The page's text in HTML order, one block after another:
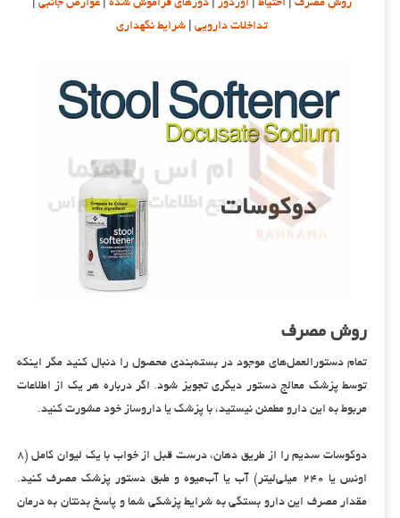
روش مصرف| احتیاط| اوردوز| دوزهای فراموش شده| عوارض جانبی|
تداخلات دارویی| شرایط نگهداری
روش مصرف
تمام دستورالعمل‌های موجود در بسته‌بندی محصول را دنبال کنید مگر اینکه
توسط پزشک معالج دستور دیگری تجویز شود. اگر درباره هر یک از اطلاعات
مربوط به این دارو مطمئن نیستید، با پزشک یا داروساز خود مشورت کنید.
دوکوسات سدیم را از طریق دهان، درست قبل از خواب با یک لیوان کامل (۸
اونس یا ۲۴۰ میلی‌لیتر) آب یا آب‌میوه و طبق دستور پزشک مصرف کنید.
مقدار مصرف این دارو بستگی به شرایط پزشکی شما و پاسخ بدنتان به درمان